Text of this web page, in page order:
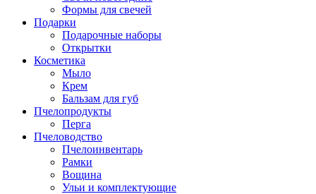
Формы для свечей
Подарки
Подарочные наборы
Открытки
Косметика
Мыло
Крем
Бальзам для губ
Пчелопродукты
Перга
Пчеловодство
Пчелоинвентарь
Рамки
Вощина
Ульи и комплектующие